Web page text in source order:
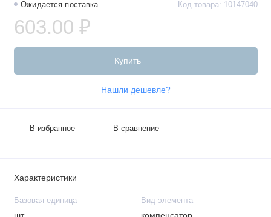
Ожидается поставка Код товара: 10147040
603.00 ₽
Купить
Нашли дешевле?
В избранное В сравнение
Характеристики
Базовая единица Вид элемента